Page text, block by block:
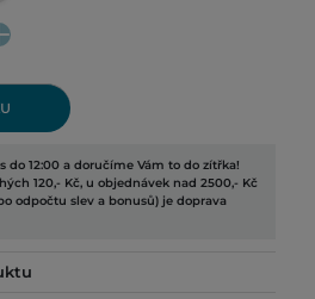
do 12:00 a doručíme Vám to do zítřka!
120,- Kč, u objednávek nad 2500,- Kč
odpočtu slev a bonusů) je doprava